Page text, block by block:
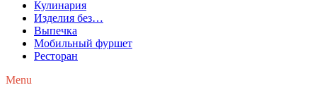
Кулинария
Изделия без…
Выпечка
Мобильный фуршет
Ресторан
Menu